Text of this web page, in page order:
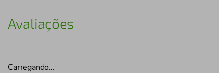
Avaliações
Carregando…